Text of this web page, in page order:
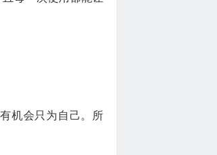
机会只为自己。所